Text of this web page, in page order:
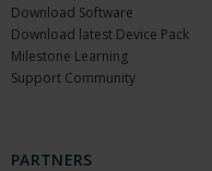
Download Software
Download latest Device Pack
Milestone Learning
Support Community
PARTNERS